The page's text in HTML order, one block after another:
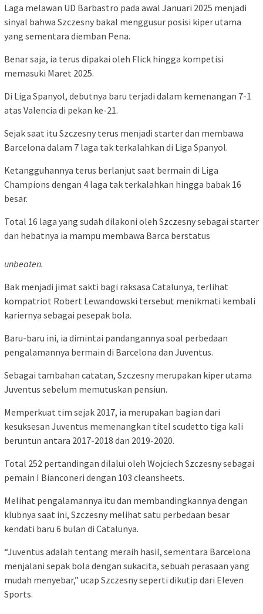
Laga melawan UD Barbastro pada awal Januari 2025 menjadi
sinyal bahwa Szczesny bakal menggusur posisi kiper utama
yang sementara diemban Pena.
Benar saja, ia terus dipakai oleh Flick hingga kompetisi
memasuki Maret 2025.
Di Liga Spanyol, debutnya baru terjadi dalam kemenangan 7-1
atas Valencia di pekan ke-21.
Sejak saat itu Szczesny terus menjadi starter dan membawa
Barcelona dalam 7 laga tak terkalahkan di Liga Spanyol.
Ketangguhannya terus berlanjut saat bermain di Liga
Champions dengan 4 laga tak terkalahkan hingga babak 16
besar.
Total 16 laga yang sudah dilakoni oleh Szczesny sebagai starter
dan hebatnya ia mampu membawa Barca berstatus
unbeaten.
Bak menjadi jimat sakti bagi raksasa Catalunya, terlihat
kompatriot Robert Lewandowski tersebut menikmati kembali
kariernya sebagai pesepak bola.
Baru-baru ini, ia dimintai pandangannya soal perbedaan
pengalamannya bermain di Barcelona dan Juventus.
Sebagai tambahan catatan, Szczesny merupakan kiper utama
Juventus sebelum memutuskan pensiun.
Memperkuat tim sejak 2017, ia merupakan bagian dari
kesuksesan Juventus memenangkan titel scudetto tiga kali
beruntun antara 2017-2018 dan 2019-2020.
Total 252 pertandingan dilalui oleh Wojciech Szczesny sebagai
pemain I Bianconeri dengan 103 cleansheets.
Melihat pengalamannya itu dan membandingkannya dengan
klubnya saat ini, Szczesny melihat satu perbedaan besar
kendati baru 6 bulan di Catalunya.
“Juventus adalah tentang meraih hasil, sementara Barcelona
menjalani sepak bola dengan sukacita, sebuah perasaan yang
mudah menyebar,” ucap Szczesny seperti dikutip dari Eleven
Sports.